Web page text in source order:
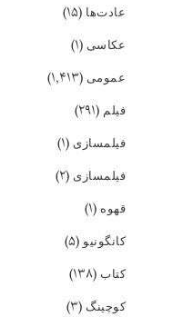
عادت‌ها (۱۵)
عکاسی (۱)
عمومی (۱,۴۱۳)
فیلم (۲۹۱)
فیلمسازی (۱)
فیلمسازی (۲)
قهوه (۱)
کانگونیو(۵)
کتاب (۱۳۸)
کوچینگ (۳)